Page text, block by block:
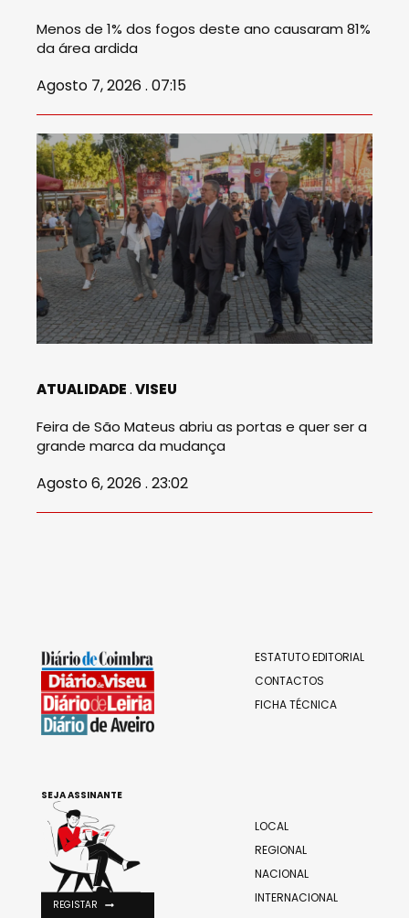
Menos de 1% dos fogos deste ano causaram 81%
da área ardida
Agosto 7, 2026 . 07:15
ATUALIDADE VISEU
Feira de São Mateus abriu as portas e quer ser a
grande marca da mudança
Agosto 6, 2026 . 23:02
ESTATUTO EDITORIAL
CONTACTOS
FICHA TÉCNICA
LOCAL
REGIONAL
NACIONAL
INTERNACIONAL
SEJA ASSINANTE
REGISTAR